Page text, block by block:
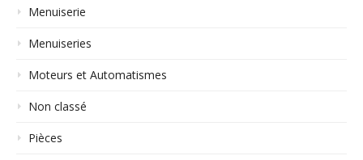
Menuiserie
Menuiseries
Moteurs et Automatismes
Non classé
Pièces